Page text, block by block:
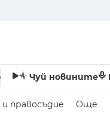
Чуй новините
правосъдие Още